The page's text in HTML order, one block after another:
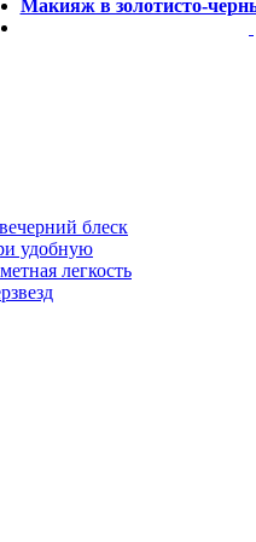
Макияж в золотисто-
блеск
удобную
легкость